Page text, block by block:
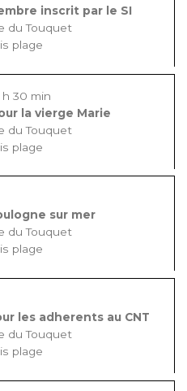
inscrit par le SI
du Touquet
plage
h 30 min
la vierge Marie
du Touquet
plage
sur mer
du Touquet
plage
les adherents au CNT
du Touquet
plage